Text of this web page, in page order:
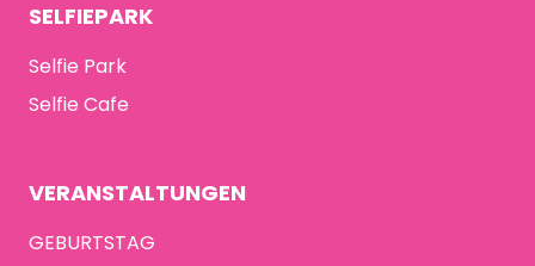
SELFIEPARK
Selfie Park
Selfie Cafe
VERANSTALTUNGEN
GEBURTSTAG